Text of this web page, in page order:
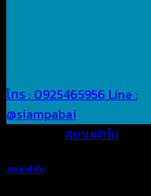
โทร : 0925465956 Line :
@siampabai
สยามผ้าใบ
สยามผ้าใบ